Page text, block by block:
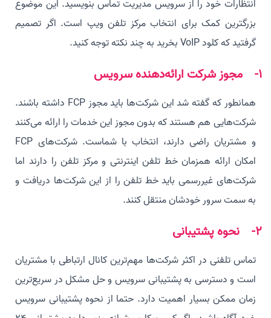
انتظارات خود را از سرویس مدیریت تماس بنویسید. این موضوع
بزرگترین کمک برای انتخاب مرکز تلفن ویپ است. اگر تصمیم
گرفتید که کلود VoIP بخرید به چند نکته توجه کنید.
1- مجوز شرکت ارائه‌دهنده سرویس
همانطور که گفته شد این شرکت‌ها باید مجوز FCP داشته باشند.
شرکت‌هایی هم هستند که بدون مجوز این خدمات را ارائه می‌کنند
و مشتریان راضی دارند، انتخاب با شماست. شرکت‌های FCP
امکان ارائه همزمان خط تلفن اینترنتی و مرکز تلفن را دارند اما
شرکت‌های غیررسمی باید خط تلفن را از این شرکت‌ها دریافت و
به سمت سرور خودشان منتقل کنند.
2- نحوه پشتیبانی
تماس تلفنی در اکثر شرکت‌ها مهم‌ترین کانال ارتباطی با مشتریان
است و دسترسی به پشتیبانی سرویس و حل مشکل در سریع‌ترین
زمان ممکن بسیار اهمیت دارد. حتما از نحوه پشتیبانی سرویس